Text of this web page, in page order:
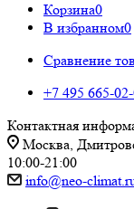
Корзина0
В избранном0
Сравнение
+7 495 665-
Контактная
Москва,
10:00-21:00
info@neo-